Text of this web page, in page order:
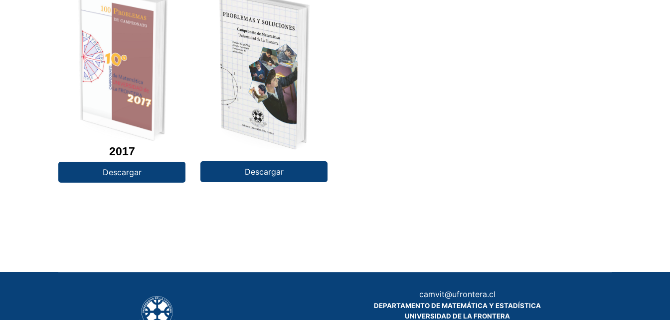
2017
Descargar Descargar
camvit@ufrontera.cl
DEPARTAMENTO DE MATEMÁTICA Y ESTADÍSTICA
UNIVERSIDAD DE LA FRONTERA